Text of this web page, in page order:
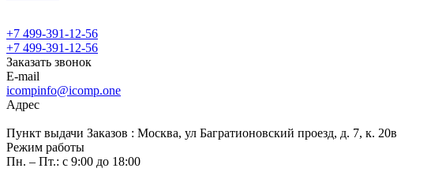
+7 499-391-12-56
+7 499-391-12-56
Заказать звонок
E-mail
icompinfo@icomp.one
Адрес
Пункт выдачи Заказов : Москва, ул Багратионовский проезд, д. 7, к. 20в
Режим работы
Пн. – Пт.: с 9:00 до 18:00